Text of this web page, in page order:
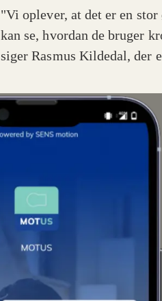
"Vi oplever, at det er en
kan se, hvordan de bruger
siger Rasmus Kildedal, der